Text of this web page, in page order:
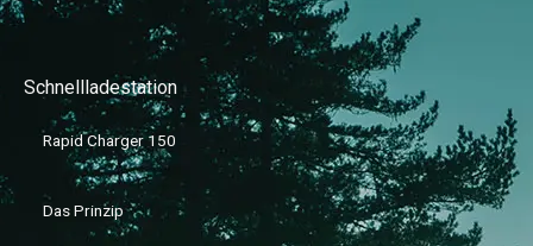
Schnellladestation
Rapid Charger 150
Das Prinzip